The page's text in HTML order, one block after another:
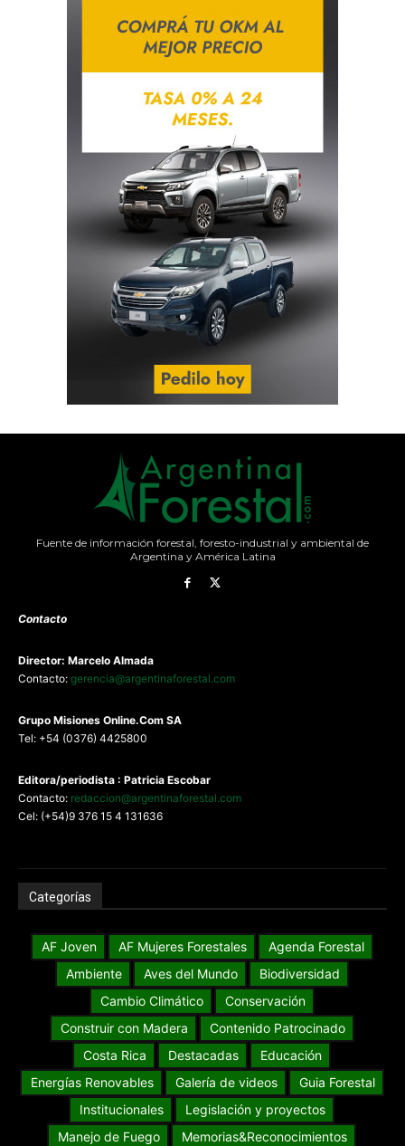
Fuente de información forestal, foresto-industrial y ambiental de
Argentina y América Latina
Contacto
Director: Marcelo Almada
Contacto: gerencia@argentinaforestal.com
Grupo Misiones Online.Com SA
Tel: +54 (0376) 4425800
Editora/periodista : Patricia Escobar
Contacto: redaccion@argentinaforestal.com
Cel: (+54)9 376 15 4 131636
Categorías
AF Joven AF Mujeres Forestales
Agenda Forestal
Ambiente
Aves del Mundo
Biodiversidad
Cambio Climático
Conservación
Construir con Madera
Contenido Patrocinado
Costa Rica
Destacadas
Educación
Energías Renovables
Galería de videos
Guia Forestal
Institucionales
Legislación y proyectos
Manejo de Fuego
Memorias&Reconocimientos